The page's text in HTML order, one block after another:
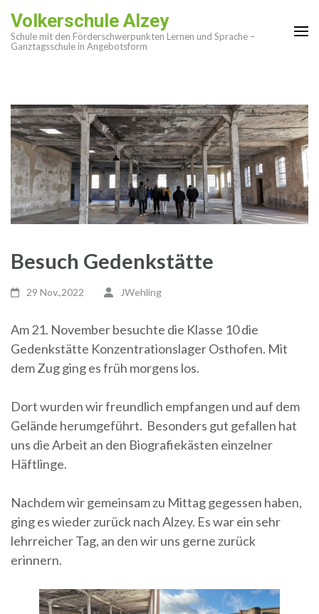
Inhalt
springen
Volkerschule Alzey
Schule mit den Förderschwerpunkten Lernen und Sprache –
Ganztagsschule in Angebotsform
Besuch Gedenkstätte
29 Nov.,2022 JWehling
Am 21. November besuchte die Klasse 10 die
Gedenkstätte Konzentrationslager Osthofen. Mit
dem Zug ging es früh morgens los.
Dort wurden wir freundlich empfangen und auf dem
Gelände herumgeführt. Besonders gut gefallen hat
uns die Arbeit an den Biografiekästen einzelner
Häftlinge.
Nachdem wir gemeinsam zu Mittag gegessen haben,
ging es wieder zurück nach Alzey. Es war ein sehr
lehrreicher Tag, an den wir uns gerne zurück
erinnern.